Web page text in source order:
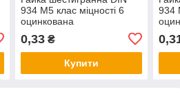
934 М5 клас міцності 6
оцинкована
0,33₴
Купити
934